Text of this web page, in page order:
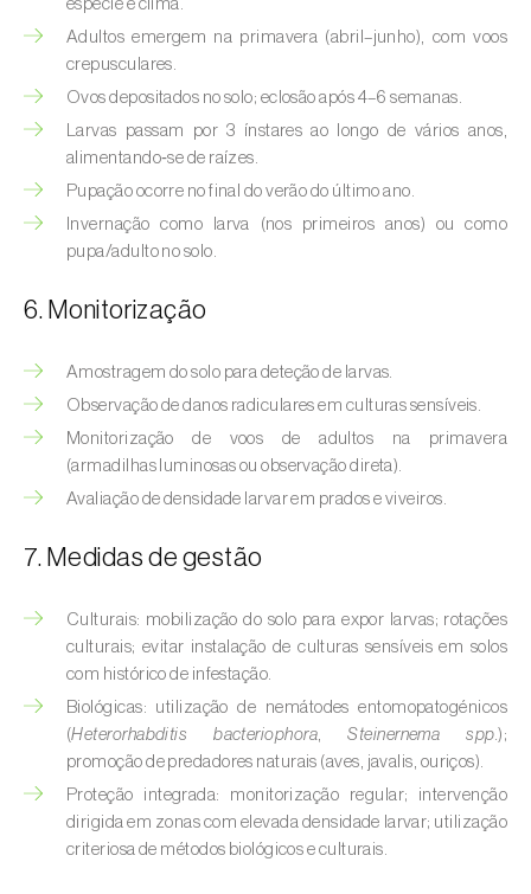
Borboleta-branca-pequena-da-couve
Pieris rapae
Broca-africana-do-caule-do-milho
Busseola fusca)
Broca-do-chá (Euwallacea fornicatus, E.
fornicatior, E. perbrevis e E. kuroshio
Broca-do-colmo-da-cana-de-açúcar
(Diatraea saccharalis
Broca-do-milho (Sesamia nonagrioides
Broca-dos-ramos-do-pessegueiro (
Anarsia
lineatella)
Broca-listrada-do-caule-do-arroz ( Chilo
(
Neoleucinodes elegantalis)
Broca-vermelha (Cossus cossus
Burgo-da-azinheira ( Tortrix viridana
Cigarrinha-espumadora (
Philaenus
spumarius )
Cigarrinhas ( Jacobiasca lybica, Scaphoideus
espécie e clima.
Adultos emergem na primavera (abril–junho), com voos
crepusculares.
Ovos depositados no solo; eclosão após 4–6 semanas.
Larvas passam por 3 ínstares ao longo de vários anos,
alimentando‑se de raízes.
Pupação ocorre no final do verão do último ano.
Invernação como larva (nos primeiros anos) ou como
pupa/adulto no solo.
6. Monitorização
Amostragem do solo para deteção de larvas.
Observação de danos radiculares em culturas sensíveis.
Monitorização de voos de adultos na primavera
(armadilhas luminosas ou observação direta).
Avaliação de densidade larvar em prados e viveiros.
7. Medidas de gestão
Culturais: mobilização do solo para expor larvas; rotações
culturais; evitar instalação de culturas sensíveis em solos
com histórico de infestação.
Biológicas: utilização de nemátodes entomopatogénicos
(Heterorhabditis bacteriophora,Steinernema spp.);
promoção de predadores naturais (aves, javalis, ouriços).
Proteção integrada: monitorização regular; intervenção
dirigida em zonas com elevada densidade larvar; utilização
criteriosa de métodos biológicos e culturais.